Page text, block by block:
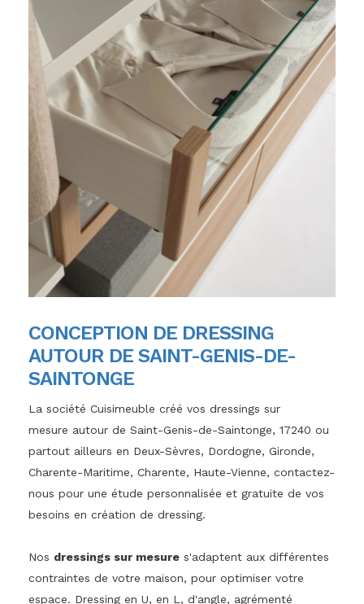
CONCEPTION DE DRESSING
AUTOUR DE SAINT-GENIS-DE-
SAINTONGE
La société Cuisimeuble créé vos dressings sur
mesure autour de Saint-Genis-de-Saintonge, 17240 ou
partout ailleurs en Deux-Sèvres, Dordogne, Gironde,
Charente-Maritime, Charente, Haute-Vienne, contactez-
nous pour une étude personnalisée et gratuite de vos
besoins en création de dressing.
Nos dressings sur mesure s'adaptent aux différentes
contraintes de votre maison, pour optimiser votre
espace. Dressing en U, en L, d'angle, agrémenté